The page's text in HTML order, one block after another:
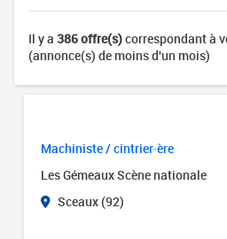
Il y a 386 offre(s)correspondant à
(annonce(s) de moins d'un mois)
Machiniste / cintrier·ère
Les Gémeaux Scène nationale
Sceaux (92)